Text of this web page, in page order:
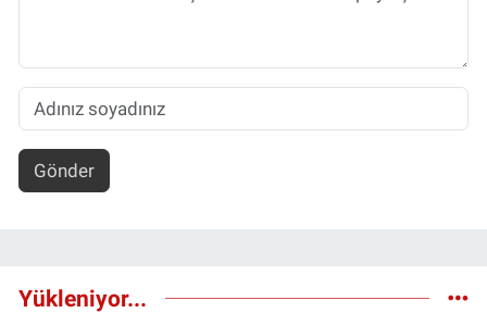
Gönder
Yükleniyor...